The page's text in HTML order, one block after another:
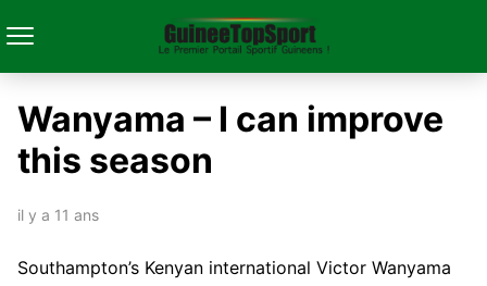
Wanyama – I can improve
this season
il y a 11 ans
Southampton’s Kenyan international Victor Wanyama